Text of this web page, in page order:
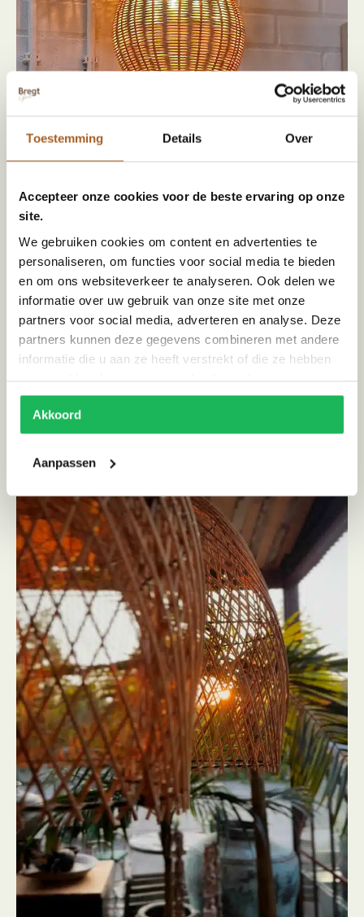
Toestemming Details Over
Accepteer onze cookies voor de beste ervaring op onze
site.
We gebruiken cookies om content en advertenties te
personaliseren, om functies voor social media te bieden
en om ons websiteverkeer te analyseren. Ook delen we
informatie over uw gebruik van onze site met onze
partners voor social media, adverteren en analyse. Deze
partners kunnen deze gegevens combineren met andere
informatie die u aan ze heeft verstrekt of die ze hebben
Akkoord
Aanpassen